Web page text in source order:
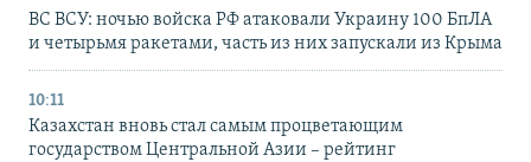
ВС ВСУ: ночью войска РФ атаковали Украину 100 БпЛА
и четырьмя ракетами, часть из них запускали из Крыма
10:11
Казахстан вновь стал самым процветающим
государством Центральной Азии – рейтинг